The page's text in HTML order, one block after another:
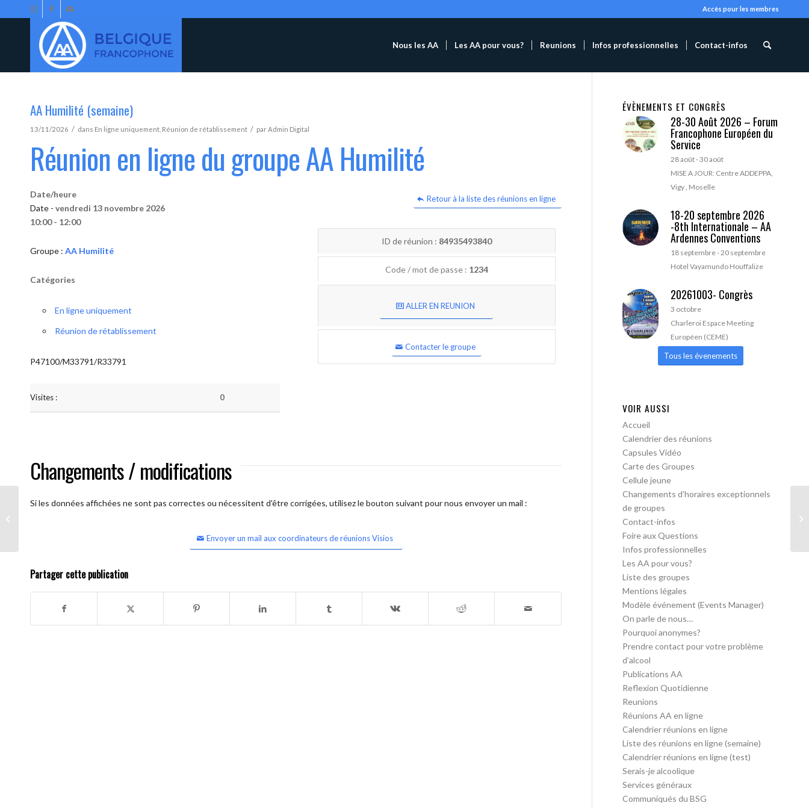
Accès pour les membres
Nous les AA Les AA pour vous? Reunions Infos professionnelles Contact-infos
AA Humilité (semaine)
13/11/2026 / dans En ligne uniquement Réunion de rétablissement / parAdmin Digital
Réunion en ligne du groupe AA Humilité
Retour à la liste des réunions en ligne
Date/heure
Date - vendredi 13 novembre 2026
10:00 - 12:00
Groupe : AA Humilité
Catégories
En ligne uniquement
Réunion de rétablissement
P47100/M33791/R33791
Visites : 0
ID de réunion : 84935493840
Code / mot de passe : 1234
ALLER EN REUNION
Contacter le groupe
Changements / modifications
Si les données affichées ne sont pas correctes ou nécessitent d'être corrigées, utilisez le bouton suivant pour nous envoyer un mail :
Envoyer un mail aux coordinateurs de réunions Visios
Partager cette publication
ÉVÈNEMENTS ET CONGRÈS
28-30 Août 2026 – Forum
Francophone Européen du
Service
28 août-30 août
MISE A JOUR: Centre ADDEPPA,
Vigy , Moselle
18-20 septembre 2026
-8th Internationale – AA
Ardennes Conventions
18 septembre-20 septembre
Hotel Vayamundo Houffalize
20261003- Congrès
3 octobre
Charleroi Espace Meeting
Européen (CEME)
Tous les évenements
VOIR AUSSI
Accueil
Calendrier des réunions
Capsules Vidéo
Carte des Groupes
Cellule jeune
Changements d’horaires exceptionnels
de groupes
Contact-infos
Foire aux Questions
Infos professionnelles
Les AA pour vous?
Liste des groupes
Mentions légales
Modèle événement (Events Manager)
On parle de nous…
Pourquoi anonymes?
Prendre contact pour votre problème
d’alcool
Publications AA
Reflexion Quotidienne
Reunions
Réunions AA en ligne
Calendrier réunions en ligne
Liste des réunions en ligne (semaine)
Calendrier réunions en ligne (test)
Serais-je alcoolique
Services généraux
Communiqués du BSG